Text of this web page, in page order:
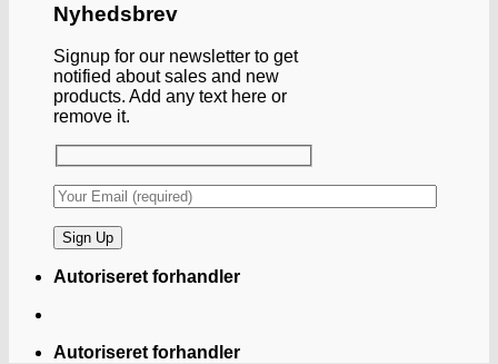
Nyhedsbrev
Signup for our newsletter to get
notified about sales and new
products. Add any text here or
remove it.
Autoriseret forhandler
Autoriseret forhandler